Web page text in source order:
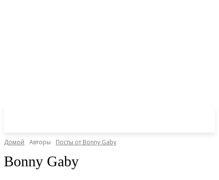
Домой Авторы Посты от Bonny Gaby
Bonny Gaby